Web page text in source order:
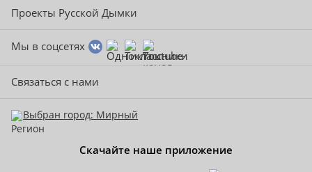
Проекты Русской Дымки
Мы в соцсетях
Связаться с нами
Выбран город: Мирный
Скачайте наше приложение